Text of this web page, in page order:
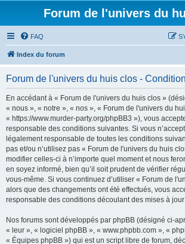
Forum de l'univers du
FAQ
Index du forum
Forum de l'univers du huis clos -
En accédant à « Forum de l'univers du huis clos »
« nous », « notre », « nos », « Forum de l'univers du
« https://www.murder-party.org/phpBB3 »), vous
responsable des conditions suivantes. Si vous
légalement responsable de toutes les conditions
pas et/ou n’utilisez pas « Forum de l'univers du huis
modifier celles-ci à n’importe quel moment et nous
en soyez informé, bien qu’il soit prudent de vérifier
vous-même. Si vous continuez d’utiliser « Forum de
alors que des changements ont été effectués, vous
responsable des conditions découlant des mises à
Nos forums sont développés par phpBB (désigné ci-
« leur », « logiciel phpBB », « www.phpbb.com », «
« Équipes phpBB ») qui est un script libre de forum,